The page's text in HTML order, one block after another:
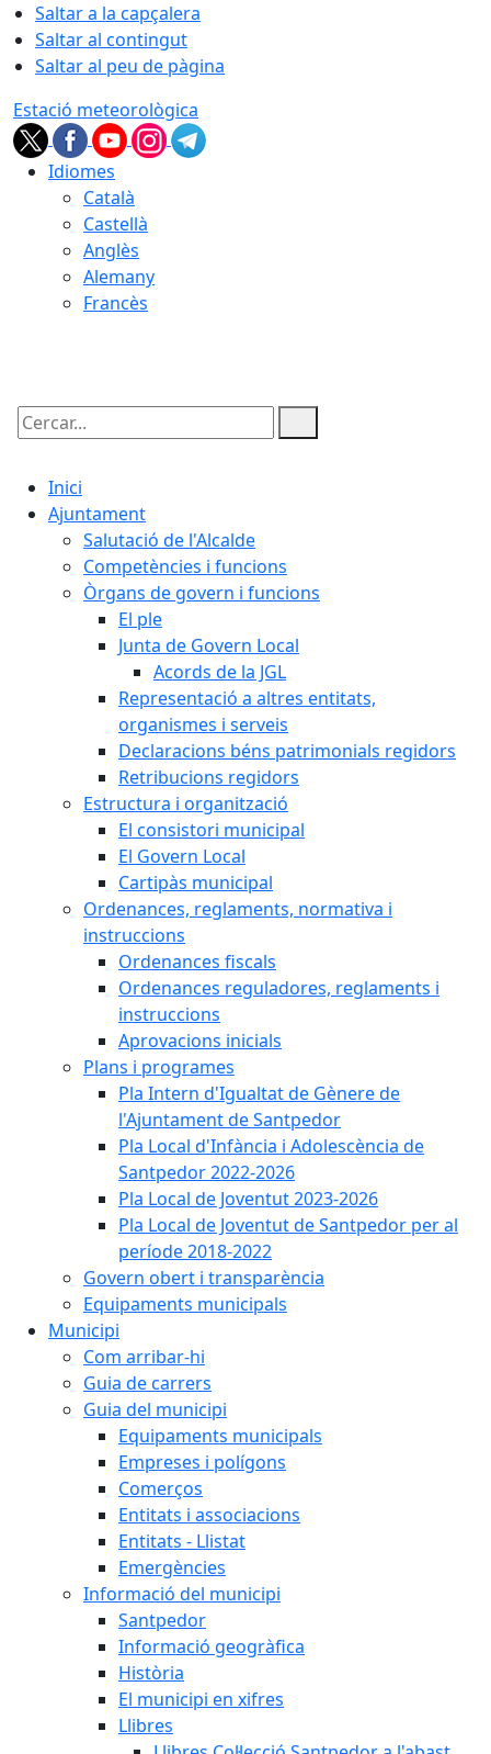
Saltar a la capçalera
Saltar al contingut
Saltar al peu de pàgina
Estació meteorològica
Idiomes
Català
Castellà
Anglès
Alemany
Francès
Cercar:
Inici
Ajuntament
Salutació de l'Alcalde
Competències i funcions
Òrgans de govern i funcions
El ple
Junta de Govern Local
Acords de la JGL
Representació a altres entitats,
organismes i serveis
Declaracions béns patrimonials regidors
Retribucions regidors
Estructura i organització
El consistori municipal
El Govern Local
Cartipàs municipal
Ordenances, reglaments, normativa i
instruccions
Ordenances fiscals
Ordenances reguladores, reglaments i
instruccions
Aprovacions inicials
Plans i programes
Pla Intern d'Igualtat de Gènere de
l'Ajuntament de Santpedor
Pla Local d'Infància i Adolescència de
Santpedor 2022-2026
Pla Local de Joventut 2023-2026
Pla Local de Joventut de Santpedor per al
període 2018-2022
Govern obert i transparència
Equipaments municipals
Municipi
Com arribar-hi
Guia de carrers
Guia del municipi
Equipaments municipals
Empreses i polígons
Comerços
Entitats i associacions
Entitats - Llistat
Emergències
Informació del municipi
Santpedor
Informació geogràfica
Història
El municipi en xifres
Llibres